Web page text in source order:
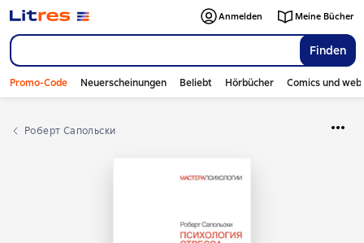
Finden
Anmelden Meine Bücher
Promo-Code Neuerscheinungen Beliebt Hörbücher Comics und
Роберт Сапольски